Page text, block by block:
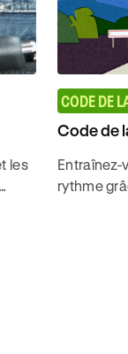
les
CODE DE
Code de
Entraînez-
rythme